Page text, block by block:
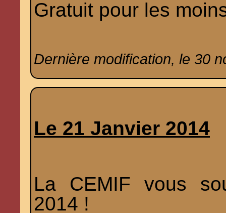
Gratuit pour les
Dernière modification, le 30
Le 21 Janvier 2014
La CEMIF vous
2014 !